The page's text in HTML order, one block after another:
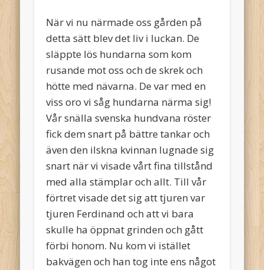
När vi nu närmade oss gården på
detta sätt blev det liv i luckan. De
släppte lös hundarna som kom
rusande mot oss och de skrek och
hötte med nävarna. De var med en
viss oro vi såg hundarna närma sig!
Vår snälla svenska hundvana röster
fick dem snart på bättre tankar och
även den ilskna kvinnan lugnade sig
snart när vi visade vårt fina tillstånd
med alla stämplar och allt. Till vår
förtret visade det sig att tjuren var
tjuren Ferdinand och att vi bara
skulle ha öppnat grinden och gått
förbi honom. Nu kom vi istället
bakvägen och han tog inte ens något